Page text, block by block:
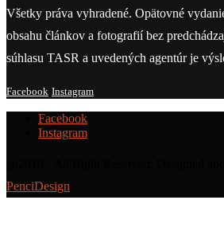
Všetky práva vyhradené. Opätovné
obsahu článkov a fotografií bez
súhlasu TASR a uvedených agentúr je
Facebook Instagram
Facebook
Instagram
PenciDesign